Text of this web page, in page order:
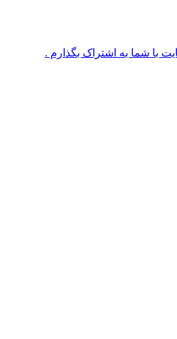
با شما به اشتراک بگذارم .